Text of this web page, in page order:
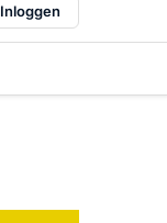
Inloggen